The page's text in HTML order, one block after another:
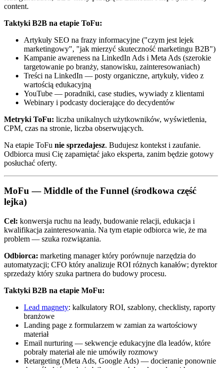
content.
Taktyki B2B na etapie ToFu:
Artykuły SEO na frazy informacyjne ("czym jest lejek
marketingowy", "jak mierzyć skuteczność marketingu B2B")
Kampanie awareness na LinkedIn Ads i Meta Ads (szerokie
targetowanie po branży, stanowisku, zainteresowaniach)
Treści na LinkedIn — posty organiczne, artykuły, video z
wartością edukacyjną
YouTube — poradniki, case studies, wywiady z klientami
Webinary i podcasty docierające do decydentów
Metryki ToFu: liczba unikalnych użytkowników, wyświetlenia,
CPM, czas na stronie, liczba obserwujących.
Na etapie ToFu nie sprzedajesz. Budujesz kontekst i zaufanie.
Odbiorca musi Cię zapamiętać jako eksperta, zanim będzie gotowy
posłuchać oferty.
MoFu — Middle of the Funnel (środkowa część
lejka)
Cel: konwersja ruchu na leady, budowanie relacji, edukacja i
kwalifikacja zainteresowania. Na tym etapie odbiorca wie, że ma
problem — szuka rozwiązania.
Odbiorca: marketing manager który porównuje narzędzia do
automatyzacji; CFO który analizuje ROI różnych kanałów; dyrektor
sprzedaży który szuka partnera do budowy procesu.
Taktyki B2B na etapie MoFu:
Lead magnety: kalkulatory ROI, szablony, checklisty, raporty
branżowe
Landing page z formularzem w zamian za wartościowy
materiał
Email nurturing — sekwencje edukacyjne dla leadów, które
pobrały materiał ale nie umówiły rozmowy
Retargeting (Meta Ads, Google Ads) — docieranie ponownie